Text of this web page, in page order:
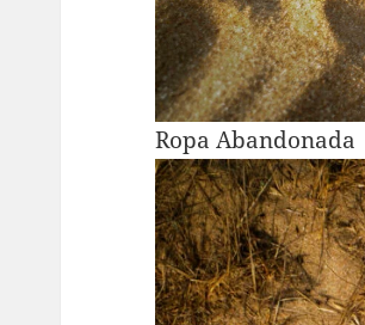
Ropa Abandonada